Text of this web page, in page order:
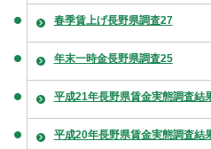
春季賃上げ長野県調査27
年末一時金長野県調査25
平成21年長野県賃金実態調査結
平成20年長野県賃金実態調査結